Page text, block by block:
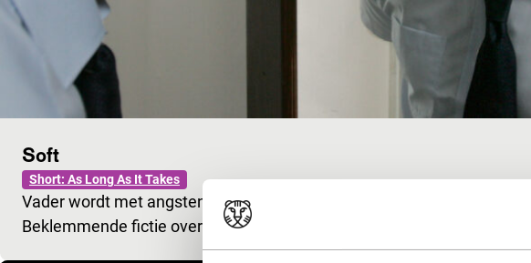
Soft
Short: As Long As It Takes
Vader wordt met angsten geconfronteerd als een straatbende hem en
Beklemmende fictie over vaderschap en mannelijkheid.